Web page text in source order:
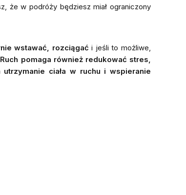
że w podróży będziesz miał ograniczony
wstawać, rozciągać i jeśli to możliwe,
Ruch pomaga również redukować stres,
utrzymanie ciała w ruchu i wspieranie